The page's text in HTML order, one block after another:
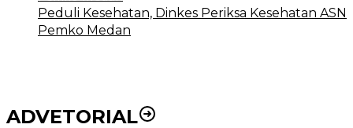
Peduli Kesehatan, Dinkes Periksa Kesehatan ASN
Pemko Medan
ADVETORIAL